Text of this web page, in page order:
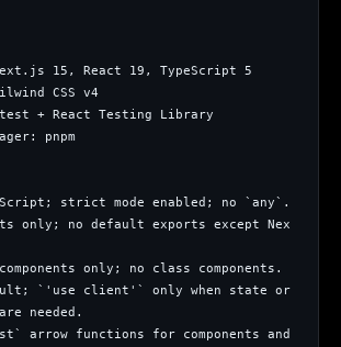
15, React 19, TypeScript 5
CSS v4
+ React Testing Library
pnpm
strict mode enabled; no `any`.
only; no default exports except Nex
only; no class components.
`'use client'` only when state or
needed.
arrow functions for components and